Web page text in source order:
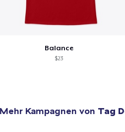
Balance
$23
Mehr Kampagnen von Tag